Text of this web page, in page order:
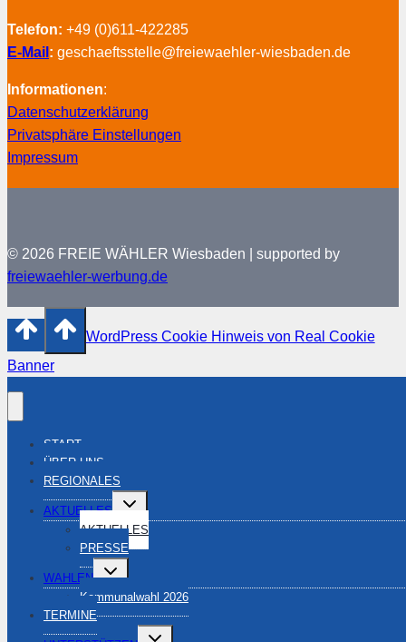
Telefon: +49 (0)611-422285
E-Mail : geschaeftsstelle@freiewaehler-wiesbaden.de
Informationen:
Datenschutzerklärung
Privatsphäre Einstellungen
Impressum
© 2026 FREIE WÄHLER Wiesbaden | supported by
freiewaehler-werbung.de
WordPress Cookie Hinweis von Real Cookie
Banner
START
ÜBER UNS
REGIONALES
AKTUELLES
Untermenü
umschalten
AKTUELLES
PRESSE
WAHLEN
Untermenü
umschalten
Kommunalwahl 2026
TERMINE
Untermenü